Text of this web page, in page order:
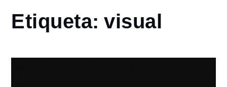
Home
portfolio
Etiqueta:visual